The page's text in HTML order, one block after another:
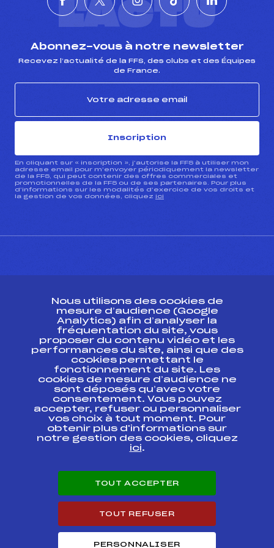
L'ACTU
Abonnez-vous à notre newsletter
Recevez l’actualité de la FFS, des clubs et des Équipes
de France.
Inscription
En cliquant sur « inscription », j’autorise la FFS à utiliser mon
adresse email pour m’envoyer périodiquement la newsletter
de la FFS, qui peut contenir des offres commerciales et
promotionnelles de la FFS ou de ses partenaires. Pour plus
d’informations sur les modalités d’exercice de vos droits et
la gestion de vos données, cliquez ici
Ressources
Pass’Neige
Projet sportif fédéral
Projet de performance fédéral
Antidopage
Pôle Développement, Formation, Suivi
Scientifique
Listes ministérielles
Pôle vie de l’athlète
Enseignement professionnel
Carrières
Nous utilisons des cookies de
mesure d’audience (Google
Analytics) afin d’analyser la
fréquentation du site, vous
proposer du contenu vidéo et les
performances du site, ainsi que des
cookies permettant le
fonctionnement du site. Les
cookies de mesure d’audience ne
sont déposés qu’avec votre
consentement. Vous pouvez
accepter, refuser ou personnaliser
vos choix à tout moment. Pour
obtenir plus d'informations sur
notre gestion des cookies, cliquez
ici.
TOUT ACCEPTER
TOUT REFUSER
PERSONNALISER